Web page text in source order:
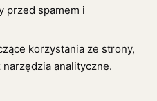
przed spamem i
korzystania ze strony,
analityczne.